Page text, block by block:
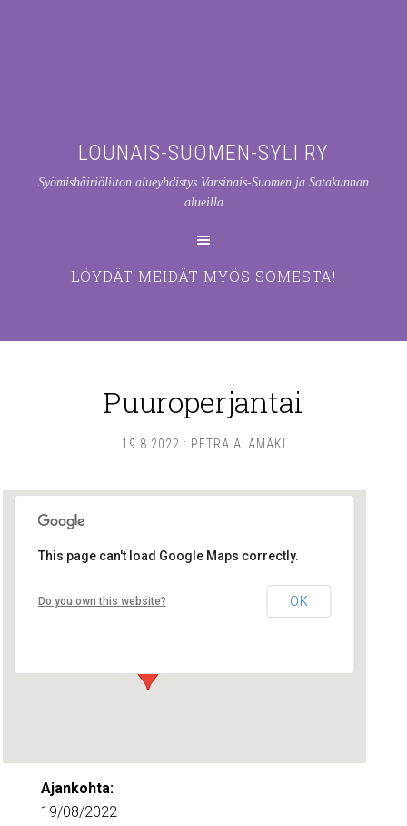
LOUNAIS-SUOMEN-SYLI RY
Syömishäiriöliiton alueyhdistys Varsinais-Suomen ja Satakunnan
alueilla
LÖYDÄT MEIDÄT MYÖS SOMESTA!
Puuroperjantai
19.8.2022 : PETRA ALAMÄKI
Lounais-Suomen – SYLI ry
Maariankatu 8 D 104 - Turku
This page can't load Google Maps correctly.
Do you own this website? OK
Ajankohta:
19/08/2022